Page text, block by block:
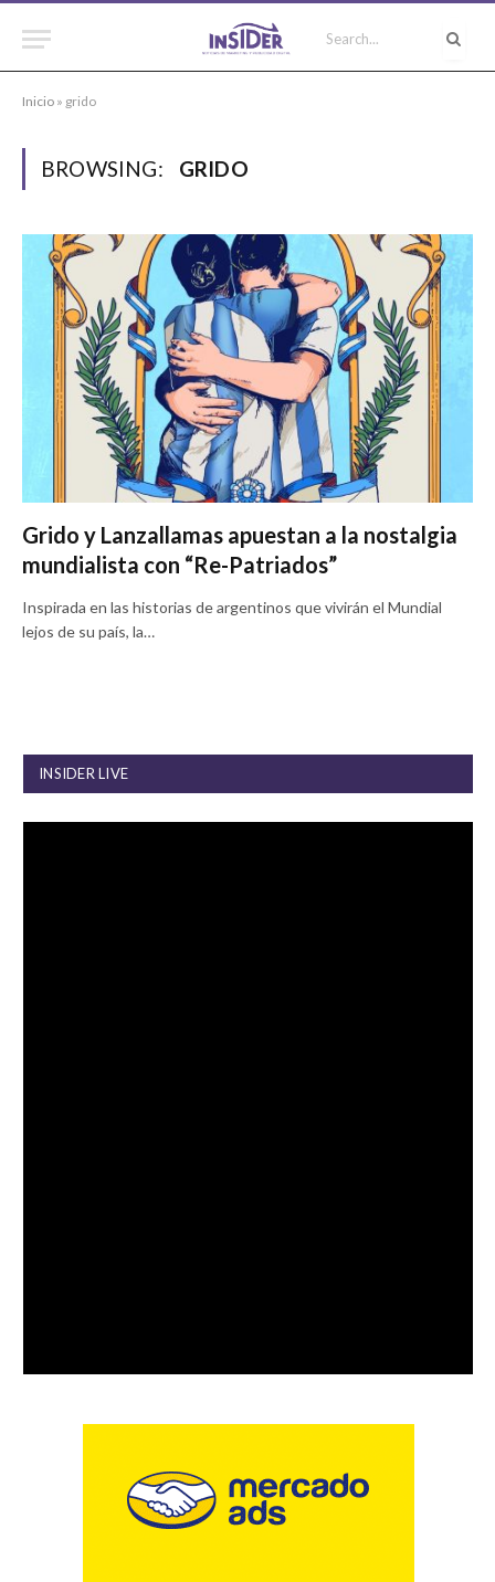
Inicio » grido
BROWSING: GRIDO
Grido y Lanzallamas apuestan a la nostalgia
mundialista con “Re-Patriados”
Inspirada en las historias de argentinos que vivirán el Mundial
lejos de su país, la…
INSIDER LIVE